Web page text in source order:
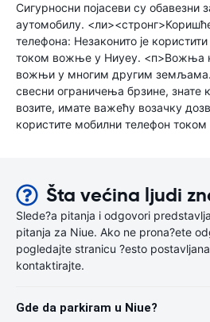
Сигурносни појасеви су обавезни
аутомобилу.
телефона: Незаконито је
током вожње у Ниуеу. <п>Вожња
вожњи у многим другим земљама.
свесни ограничења брзине, знате
возите, имате важећу возачку
користите мобилни телефон
Šta većina ljudi
Slede?a pitanja i odgovori
pitanja za Niue. Ako ne prona?ete
pogledajte stranicu ?esto
kontaktirajte.
Gde da parkiram u Niue?